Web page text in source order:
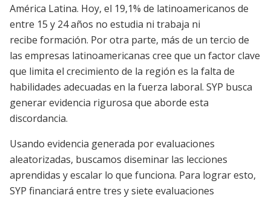
América Latina. Hoy, el 19,1% de latinoamericanos de
entre 15 y 24 años no estudia ni trabaja ni
recibe formación. Por otra parte, más de un tercio de
las empresas latinoamericanas cree que un factor clave
que limita el crecimiento de la región es la falta de
habilidades adecuadas en la fuerza laboral. SYP busca
generar evidencia rigurosa que aborde esta
discordancia.
Usando evidencia generada por evaluaciones
aleatorizadas, buscamos diseminar las lecciones
aprendidas y escalar lo que funciona. Para lograr esto,
SYP financiará entre tres y siete evaluaciones